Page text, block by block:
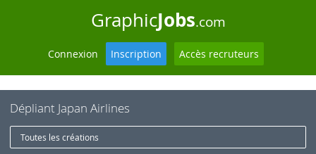
GraphicJobs.com
Connexion Inscription Accès recruteurs
Dépliant Japan Airlines
Toutes les créations